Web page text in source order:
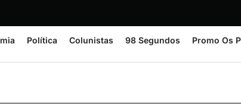
Política Colunistas 98 Segundos Promo Os